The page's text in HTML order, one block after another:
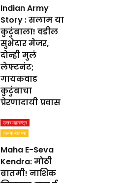
Indian Army
Story : सलाम या
कुटुंबाला! वडील
सुभेदार मेजर,
दोन्ही मुलं
लेफ्टनंट;
गायकवाड
कुटुंबाचा
प्रेरणादायी प्रवास
उत्तर महाराष्ट्र
ताज्या बातम्या
Maha E-Seva
Kendra: मोठी
बातमी! नाशिक